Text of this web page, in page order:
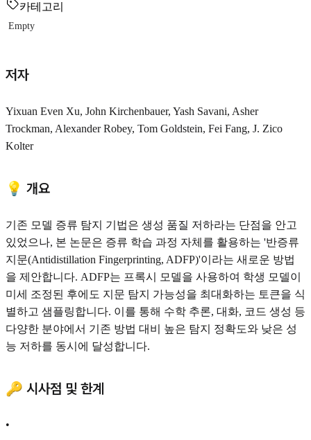
카테고리
Empty
저자
Yixuan Even Xu, John Kirchenbauer, Yash Savani, Asher
Trockman, Alexander Robey, Tom Goldstein, Fei Fang, J. Zico
Kolter
💡 개요
기존 모델 증류 탐지 기법은 생성 품질 저하라는 단점을 안고
있었으나, 본 논문은 증류 학습 과정 자체를 활용하는 '반증류
지문(Antidistillation Fingerprinting, ADFP)'이라는 새로운 방법
을 제안합니다. ADFP는 프록시 모델을 사용하여 학생 모델이
미세 조정된 후에도 지문 탐지 가능성을 최대화하는 토큰을 식
별하고 샘플링합니다. 이를 통해 수학 추론, 대화, 코드 생성 등
다양한 분야에서 기존 방법 대비 높은 탐지 정확도와 낮은 성
능 저하를 동시에 달성합니다.
🔑 시사점 및 한계
•